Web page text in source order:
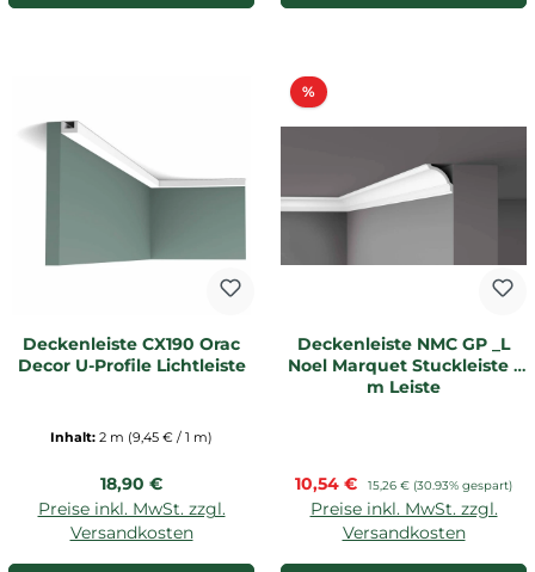
Deckenleiste CX190 Orac
Decor U-Profile Lichtleiste
Inhalt: 2 m (9,45 € / 1 m)
Regulärer Preis:
18,90 €
Preise inkl. MwSt. zzgl.
Versandkosten
%Rabatt
Deckenleiste NMC GP _L
Noel Marquet Stuckleiste 1
m Leiste
Verkaufspreis:
10,54 € Regulärer Preis:
15,26 € (30.93% gespart)
Preise inkl. MwSt. zzgl.
Versandkosten